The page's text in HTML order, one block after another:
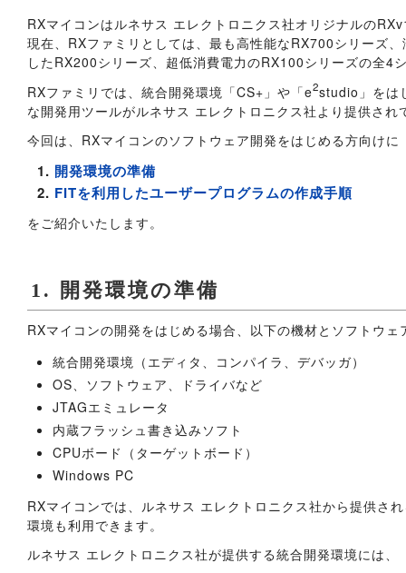
RXマイコンはルネサス エレクトロニクス社オリジナルの
現在、RXファミリとしては、最も高性能なRX700シリーズ
したRX200シリーズ、超低消費電力のRX100シリーズの全4
RXファミリでは、統合開発環境「CS+」や「e2studio」をは
な開発用ツールがルネサス エレクトロニクス社より提供され
今回は、RXマイコンのソフトウェア開発をはじめる方向けに
開発環境の準備
FITを利用したユーザープログラムの作成手順
をご紹介いたします。
1. 開発環境の準備
RXマイコンの開発をはじめる場合、以下の機材とソフトウ
統合開発環境（エディタ、コンパイラ、デバッガ）
OS、ソフトウェア、ドライバなど
JTAGエミュレータ
内蔵フラッシュ書き込みソフト
CPUボード（ターゲットボード）
Windows PC
RXマイコンでは、ルネサス エレクトロニクス社から提供さ
環境も利用できます。
ルネサス エレクトロニクス社が提供する統合開発環境には、